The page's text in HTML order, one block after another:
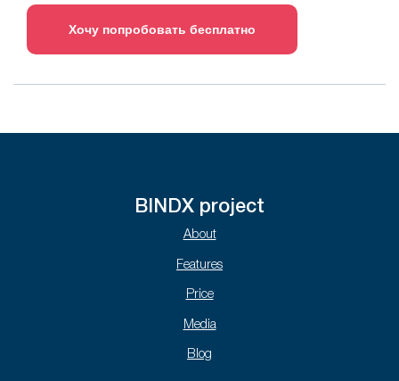
Хочу попробовать бесплатно
BINDX project
About
Features
Price
Media
Blog